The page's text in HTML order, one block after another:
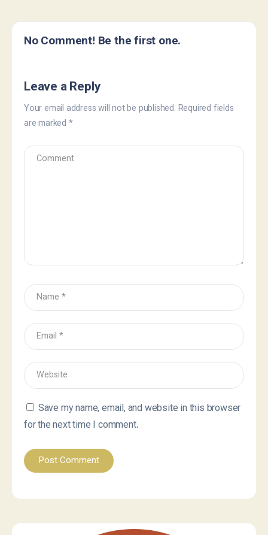
No Comment! Be the first one.
Leave a Reply
Your email address will not be published. Required fields
are marked *
Save my name, email, and website in this browser
for the next time I comment.